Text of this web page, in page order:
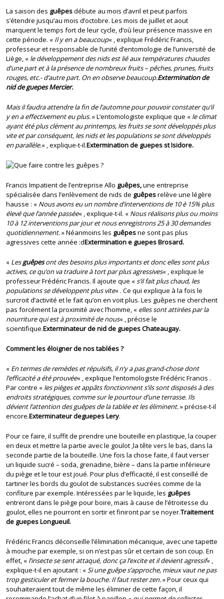
La saison des guêpesdébute au mois d’avril et peut parfois
s’étendre jusqu’au mois d’octobre. Les mois de juillet et aout
marquent le temps fort de leur cycle, d’où leur présence massive en
cette période. « Il y en a beaucoup« , explique Frédéric Francis,
professeur et responsable de l’unité d’entomologie de l’université de
Liège, « le développement des nids est lié aux températures chaudes
d’une part et à la présence de nombreux fruits – pêches, prunes, fruits
rouges, etc.- d’autre part. On en observe beaucoup.Extermination de
nid de guepes Mercier.
Mais il faudra attendre la fin de l’automne pour pouvoir constater qu’il
y en a effectivement eu plus.» L’entomologiste explique que « le climat
ayant été plus clément au printemps, les fruits se sont développés plus
vite et par conséquent, les nids et les populations se sont développés
en parallèle.« , explique-t-il.Extermination de guepes st Isidore.
Francis Impatient de l’entreprise Allo guêpes,une entreprise
spécialisée dans l’enlèvement de nids de guêpesrelève une légère
hausse : « Nous avons eu un nombre d’interventions de 10 è 15% plus
élevé que l’année passée« , explique-t-il. « Nous réalisons plus ou moins
10 à 12 interventions par jour et nous enregistrons 25 à 30 demandes
quotidiennement.» Néanmoins les guêpesne sont pas plus
agressives cette année :dExtermination e guepes Brosard.
« Lesguêpesont des besoins plus importants et donc elles sont plus
actives, ce qu’on va traduire à tort par plus agressives« , explique le
professeur Frédéric Francis. Il ajoute que «s’il fait plus chaud, les
populations se développent plus vite« . Ce qui explique à la fois le
surcroit d’activité et le fait qu’on en voit plus. Les guêpes ne cherchent
pas forcément la proximité avec l’homme, « elles sont attirées par la
nourriture qui est à proximité de nous« , précise le
scientifique.Exterminateur de nid de guepes Chateaugay.
Comment les éloigner de nos tablées ?
« En termes de remèdes et répulsifs, il n’y a pas grand-chose dont
l’efficacité a été prouvée« , explique l’entomologiste Frédéric Francis .
Par contre « les pièges et appâts fonctionnent s’ils sont disposés à des
endroits stratégiques, comme sur le pourtour d’une terrasse. Ils
dévient l’attention des guêpes de la tablée et les éliminent.» précise-t-il
encore.Exterminateur deguepes Lery.
Pour ce faire, il suffit de prendre une bouteille en plastique, la couper
en deux et mettre la partie avec le goulot ,la tête vers le bas, dans la
seconde partie de la bouteille. Une fois la chose faite, il faut verser
un liquide sucré – soda, grenadine, bière – dans la partie inférieure
du piège et le tour est joué. Pour plus d’efficacité, il est conseillé de
tartiner les bords du goulot de substances sucrées comme de la
confiture par exemple. Intéressées par le liquide, les guêpes
entreront dans le piège pour boire, mais à cause de l’étroitesse du
goulot, elles ne pourront en sortir et finiront par se noyer.Traitement
de guepes Longueuil.
Frédéric Francis déconseille l’élimination mécanique, avec une tapette
à mouche par exemple, si on n’est pas sûr et certain de son coup. En
effet, « l’insecte se sent attaqué, donc ça l’excite et il devient agressif« ,
explique-t-il en ajoutant : «Si une guêpe s’approche, mieux vaut ne pas
trop gesticuler et fermer la bouche. Il faut rester zen.» Pour ceux qui
souhaiteraient tout de même les éliminer de cette façon, il